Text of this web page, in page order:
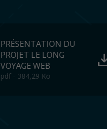
PRÉSENTATION DU
PROJET LE LONG
VOYAGE WEB
pdf - 384,29 Ko